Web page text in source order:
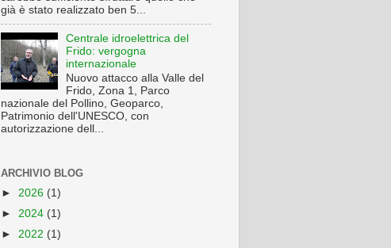
già è stato realizzato ben 5...
Centrale idroelettrica del
Frido: vergogna
internazionale
Nuovo attacco alla Valle del
Frido, Zona 1, Parco
nazionale del Pollino, Geoparco,
Patrimonio dell'UNESCO, con
autorizzazione dell...
ARCHIVIO BLOG
► 2026 (1)
► 2024 (1)
► 2022 (1)